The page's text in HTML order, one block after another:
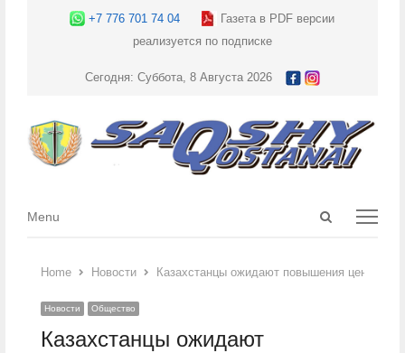
+7 776 701 74 04
Газета в PDF версии
реализуется по подписке
Сегодня: Суббота, 8 Августа 2026
Open
Menu
Menu
Home Новости Казахстанцы ожидают повышения цен на
Новости Общество
Казахстанцы ожидают